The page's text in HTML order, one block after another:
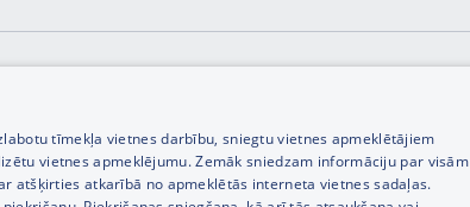
Viedierīces
Skaistumkopšana
tīmekļa vietnes darbību, sniegtu vietnes apmeklētājiem
vietnes apmeklējumu. Zemāk sniedzam informāciju par visām
atšķirties atkarībā no apmeklētās interneta vietnes sadaļas.